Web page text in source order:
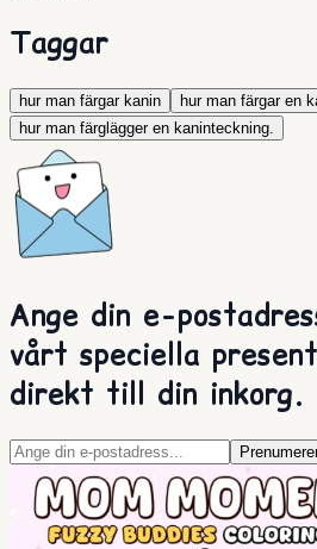
Taggar
hur man färgar kanin
hur man färgar en
hur man färglägger en kaninteckning.
Ange din e-
vårt speciella
direkt till din inkorg.